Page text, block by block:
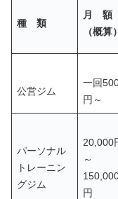
種 類
月 額
（概算）
公営ジム
一回
円～
パーソナル
トレーニン
グジム
20,000
～
円